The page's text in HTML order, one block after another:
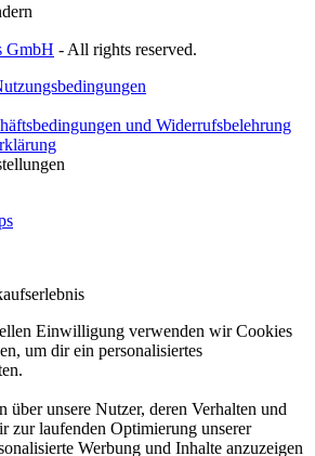
GmbH - All rights reserved.
und Widerrufsbelehrung
Einwilligung verwenden wir Cookies
um dir ein personalisiertes
über unsere Nutzer, deren Verhalten und
zur laufenden Optimierung unserer
Werbung und Inhalte anzuzeigen